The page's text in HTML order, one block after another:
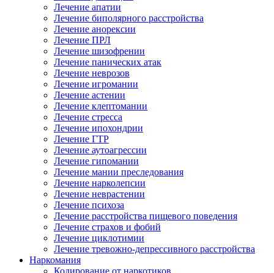
Лечение апатии
Лечение биполярного расстройства
Лечение анорексии
Лечение ПРЛ
Лечение шизофрении
Лечение панических атак
Лечение неврозов
Лечение игромании
Лечение астении
Лечение клептомании
Лечение стресса
Лечение ипохондрии
Лечение ГТР
Лечение аутоагрессии
Лечение гипомании
Лечение мании преследования
Лечение нарколепсии
Лечение неврастении
Лечение психоза
Лечение расстройства пищевого поведения
Лечение страхов и фобий
Лечение циклотимии
Лечение тревожно-депрессивного расстройства
Наркомания
Кодирование от наркотиков